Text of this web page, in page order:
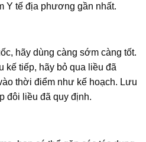
Y tế địa phương gần nhất.
hãy dùng càng sớm càng tốt.
kế tiếp, hãy bỏ qua liều đã
thời điểm như kế hoạch. Lưu
đôi liều đã quy định.